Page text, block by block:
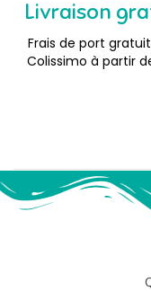
Livraison
Frais de port
Colissimo à partir